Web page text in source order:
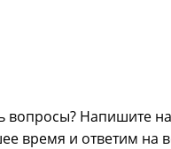
вопросы? Напишите
время и ответим на